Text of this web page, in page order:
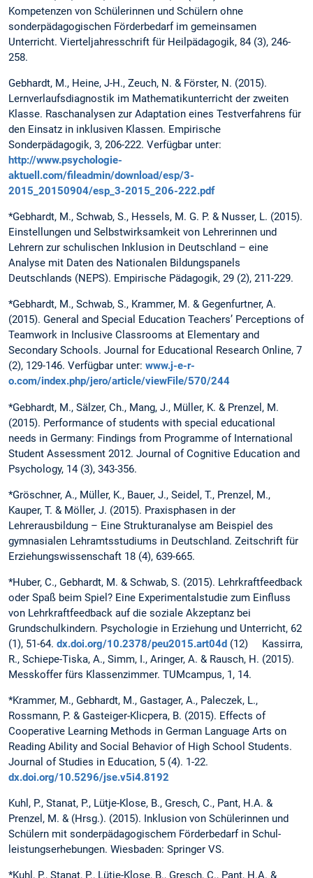
Kompetenzen von Schülerinnen und Schülern ohne
sonderpädagogischen Förderbedarf im gemeinsamen
Unterricht. Vierteljahresschrift für Heilpädagogik, 84 (3), 246-
258.
Gebhardt, M., Heine, J-H., Zeuch, N. & Förster, N. (2015).
Lernverlaufsdiagnostik im Mathematikunterricht der zweiten
Klasse. Raschanalysen zur Adaptation eines Testverfahrens für
den Einsatz in inklusiven Klassen. Empirische
Sonderpädagogik, 3, 206-222. Verfügbar unter:
http://www.psychologie-
aktuell.com/fileadmin/download/esp/3-
2015_20150904/esp_3-2015_206-222.pdf
*Gebhardt, M., Schwab, S., Hessels, M. G. P. & Nusser, L. (2015).
Einstellungen und Selbstwirksamkeit von Lehrerinnen und
Lehrern zur schulischen Inklusion in Deutschland – eine
Analyse mit Daten des Nationalen Bildungspanels
Deutschlands (NEPS). Empirische Pädagogik, 29 (2), 211-229.
*Gebhardt, M., Schwab, S., Krammer, M. & Gegenfurtner, A.
(2015). General and Special Education Teachers’ Perceptions of
Teamwork in Inclusive Classrooms at Elementary and
Secondary Schools. Journal for Educational Research Online, 7
(2), 129-146. Verfügbar unter: www.j-e-r-
o.com/index.php/jero/article/viewFile/570/244
*Gebhardt, M., Sälzer, Ch., Mang, J., Müller, K. & Prenzel, M.
(2015). Performance of students with special educational
needs in Germany: Findings from Programme of International
Student Assessment 2012. Journal of Cognitive Education and
Psychology, 14 (3), 343-356.
*Gröschner, A., Müller, K., Bauer, J., Seidel, T., Prenzel, M.,
Kauper, T. & Möller, J. (2015). Praxisphasen in der
Lehrerausbildung – Eine Strukturanalyse am Beispiel des
gymnasialen Lehramtsstudiums in Deutschland. Zeitschrift für
Erziehungswissenschaft 18 (4), 639-665.
*Huber, C., Gebhardt, M. & Schwab, S. (2015). Lehrkraftfeedback
oder Spaß beim Spiel? Eine Experimentalstudie zum Einfluss
von Lehrkraftfeedback auf die soziale Akzeptanz bei
Grundschulkindern. Psychologie in Erziehung und Unterricht, 62
(1), 51-64. dx.doi.org/10.2378/peu2015.art04d (12) Kassirra,
R., Schiepe-Tiska, A., Simm, I., Aringer, A. & Rausch, H. (2015).
Messkoffer fürs Klassenzimmer. TUMcampus, 1, 14.
*Krammer, M., Gebhardt, M., Gastager, A., Paleczek, L.,
Rossmann, P. & Gasteiger-Klicpera, B. (2015). Effects of
Cooperative Learning Methods in German Language Arts on
Reading Ability and Social Behavior of High School Students.
Journal of Studies in Education, 5 (4). 1-22.
dx.doi.org/10.5296/jse.v5i4.8192
Kuhl, P., Stanat, P., Lütje-Klose, B., Gresch, C., Pant, H.A. &
Prenzel, M. & (Hrsg.). (2015). Inklusion von Schülerinnen und
Schülern mit sonderpädagogischem Förderbedarf in Schul­
leistungserhebungen. Wiesbaden: Springer VS.